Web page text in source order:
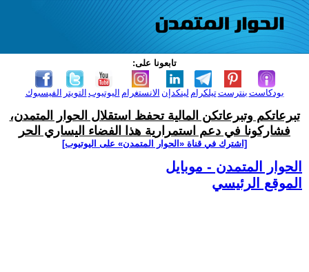
تابعونا على:
الفيسبوك التويتر اليوتيوب الانستغرام لينكدإن تيلكرامبنترست بودكاست
تبرعاتكم وتبرعاتكن المالية تحفظ استقلال الحوار المتمدن،
فشاركونا في دعم استمرارية هذا الفضاء اليساري الحر
[اشترك في قناة ‫«الحوار المتمدن» على اليوتيوب]
الحوار المتمدن - موبايل
الموقع الرئيسي